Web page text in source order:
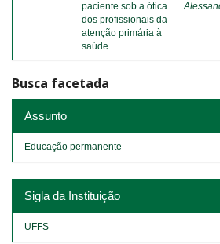
paciente sob a ótica
dos profissionais da
atenção primária à
saúde
Busca facetada
Assunto
Educação permanente
Sigla da Instituição
UFFS